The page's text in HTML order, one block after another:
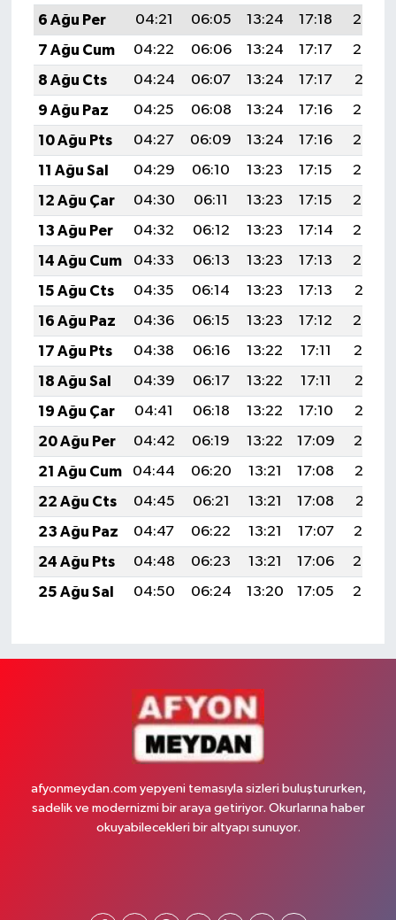
6 Ağu Per
04:21 06:05 13:24 17:18
20:33
7 Ağu Cum
04:22 06:06 13:24 17:17
20:32
8 Ağu Cts
04:24 06:07 13:24 17:17
20:31
9 Ağu Paz
04:25 06:08 13:24 17:16
20:30
10 Ağu Pts
04:27 06:09 13:24 17:16
20:28
11 Ağu Sal
04:29 06:10 13:23 17:15
20:27
12 Ağu Çar
04:30 06:11 13:23 17:15
20:26
13 Ağu Per
04:32 06:12 13:23 17:14
20:24
14 Ağu Cum
04:33 06:13 13:23 17:13
20:23
15 Ağu Cts
04:35 06:14 13:23 17:13
20:21
16 Ağu Paz
04:36 06:15 13:23 17:12
20:20
17 Ağu Pts
04:38 06:16 13:22 17:11
20:19
18 Ağu Sal
04:39 06:17 13:22 17:11
20:17
19 Ağu Çar
04:41 06:18 13:22 17:10
20:16
20 Ağu Per
04:42 06:19 13:22 17:09
20:14
21 Ağu Cum
04:44 06:20 13:21 17:08
20:13
22 Ağu Cts
04:45 06:21 13:21 17:08
20:11
23 Ağu Paz
04:47 06:22 13:21 17:07
20:10
24 Ağu Pts
04:48 06:23 13:21 17:06
20:08
25 Ağu Sal
04:50 06:24 13:20 17:05 20:06
afyonmeydan.com yepyeni temasıyla sizleri buluştururken,
sadelik ve modernizmi bir araya getiriyor. Okurlarına haber
okuyabilecekleri bir altyapı sunuyor.